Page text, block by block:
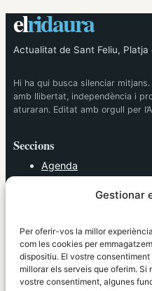
Gestionar
Per oferir-vos la millor
com les cookies per
dispositiu. El vostre
millorar els serveis que oferim.
vostre consentiment, algunes
elridaura
Actualitat de Sant Feliu, Platja
Hi ha qui busca silenciar
amb llibertat, independència i
aturaran. Editat amb orgull per
Seccions
Agenda
Política
Societat
Tendències